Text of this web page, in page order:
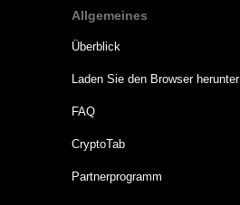
Allgemeines
Überblick
Laden Sie den Browser herunter
FAQ
CryptoTab
Partnerprogramm